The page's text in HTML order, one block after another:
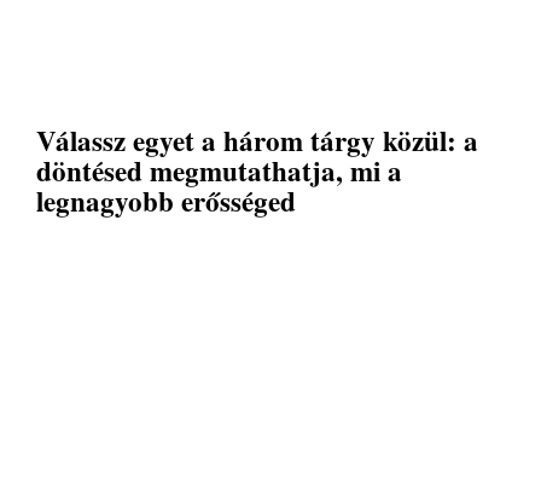
Válassz egyet a három tárgy közül: a
döntésed megmutathatja, mi a
legnagyobb erősséged